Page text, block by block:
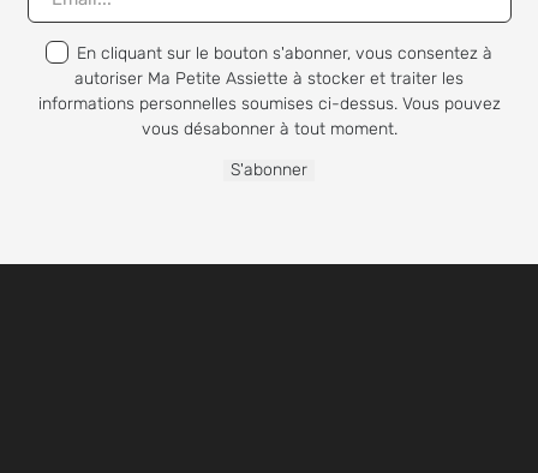
En cliquant sur le bouton s'abonner, vous consentez à
autoriser Ma Petite Assiette à stocker et traiter les
informations personnelles soumises ci-dessus. Vous pouvez
vous désabonner à tout moment.